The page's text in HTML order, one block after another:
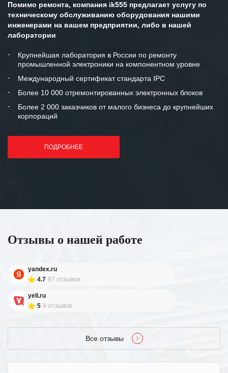
Помимо ремонта, компания ik555 предлагает услугу по
техническому обслуживанию оборудования нашими
инженерами на вашем предприятии, либо в нашей
лаборатории
Крупнейшая лаборатория в России по ремонту
промышленной электроники на компонентном уровне
Международный сертификат стандарта IPC
Более 10 000 отремонтированных электронных блоков
Более 2 000 заказчиков от малого бизнеса до крупнейших
корпораций
ПОДРОБНЕЕ
Отзывы о нашей работе
yandex.ru
4.7 97 отзывов
yell.ru
5 9 отзывов
Все отзывы